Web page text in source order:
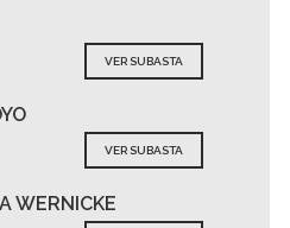
VER SUBASTA
VER SUBASTA
WERNICKE